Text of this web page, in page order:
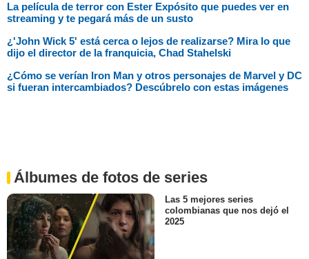
La película de terror con Ester Expósito que puedes ver en
streaming y te pegará más de un susto
¿'John Wick 5' está cerca o lejos de realizarse? Mira lo que
dijo el director de la franquicia, Chad Stahelski
¿Cómo se verían Iron Man y otros personajes de Marvel y DC
si fueran intercambiados? Descúbrelo con estas imágenes
Álbumes de fotos de series
Las 5 mejores series
colombianas que nos dejó el
2025